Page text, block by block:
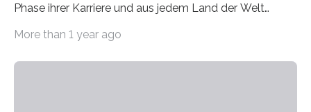
Phase ihrer Karriere und aus jedem Land der Welt
Leben gerufen, um die bemerkenswertesten
More than 1 year ago